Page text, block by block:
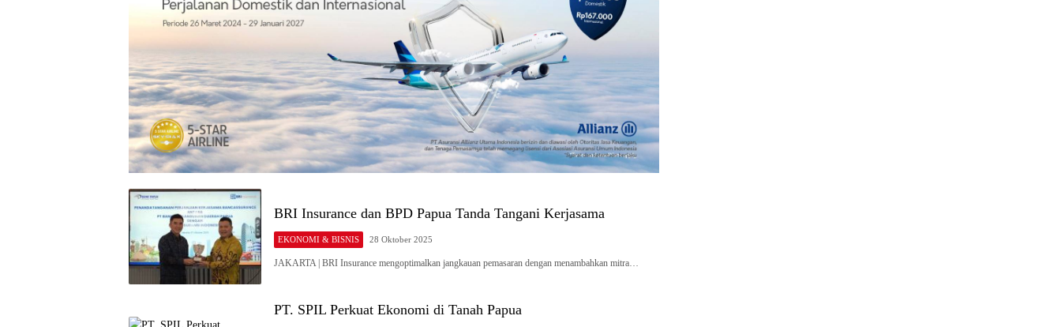
BRI Insurance dan BPD Papua Tanda Tangani Kerjasama
EKONOMI & BISNIS 28 Oktober 2025
JAKARTA | BRI Insurance mengoptimalkan jangkauan pemasaran dengan menambahkan mitra…
PT. SPIL Perkuat Ekonomi di Tanah Papua